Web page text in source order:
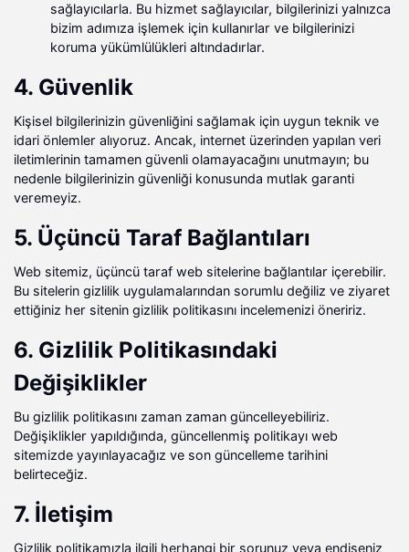
sağlayıcılarla. Bu hizmet sağlayıcılar, bilgilerinizi yalnızca
bizim adımıza işlemek için kullanırlar ve bilgilerinizi
koruma yükümlülükleri altındadırlar.
4. Güvenlik
Kişisel bilgilerinizin güvenliğini sağlamak için uygun teknik ve
idari önlemler alıyoruz. Ancak, internet üzerinden yapılan veri
iletimlerinin tamamen güvenli olamayacağını unutmayın; bu
nedenle bilgilerinizin güvenliği konusunda mutlak garanti
veremeyiz.
5. Üçüncü Taraf Bağlantıları
Web sitemiz, üçüncü taraf web sitelerine bağlantılar içerebilir.
Bu sitelerin gizlilik uygulamalarından sorumlu değiliz ve ziyaret
ettiğiniz her sitenin gizlilik politikasını incelemenizi öneririz.
6. Gizlilik Politikasındaki
Değişiklikler
Bu gizlilik politikasını zaman zaman güncelleyebiliriz.
Değişiklikler yapıldığında, güncellenmiş politikayı web
sitemizde yayınlayacağız ve son güncelleme tarihini
belirteceğiz.
7. İletişim
Gizlilik politikamızla ilgili herhangi bir sorunuz veya endişeniz